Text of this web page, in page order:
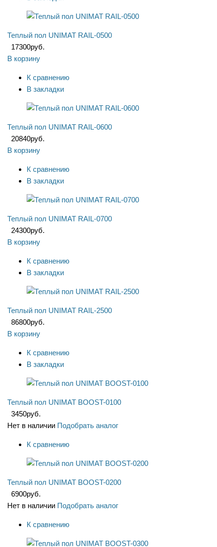
Теплый пол UNIMAT RAIL-0500
17300руб.
В корзину
К сравнению
В закладки
Теплый пол UNIMAT RAIL-0600
20840руб.
В корзину
К сравнению
В закладки
Теплый пол UNIMAT RAIL-0700
24300руб.
В корзину
К сравнению
В закладки
Теплый пол UNIMAT RAIL-2500
86800руб.
В корзину
К сравнению
В закладки
Теплый пол UNIMAT BOOST-0100
3450руб.
Нет в наличии Подобрать аналог
К сравнению
Теплый пол UNIMAT BOOST-0200
6900руб.
Нет в наличии Подобрать аналог
К сравнению